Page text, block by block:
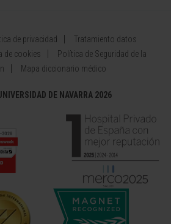
de privacidad
Tratamiento datos
de cookies
Política de Seguridad de la
Mapa diccionario médico
DE NAVARRA 2026